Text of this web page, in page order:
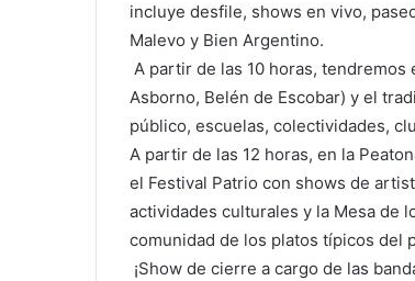
incluye desfile, shows en vivo,
Malevo y Bien Argentino.
A partir de las 10 horas, tendremos
Asborno, Belén de Escobar) y el
público, escuelas, colectividades,
A partir de las 12 horas, en la
el Festival Patrio con shows de
actividades culturales y la Mesa de
comunidad de los platos típicos del
¡Show de cierre a cargo de las